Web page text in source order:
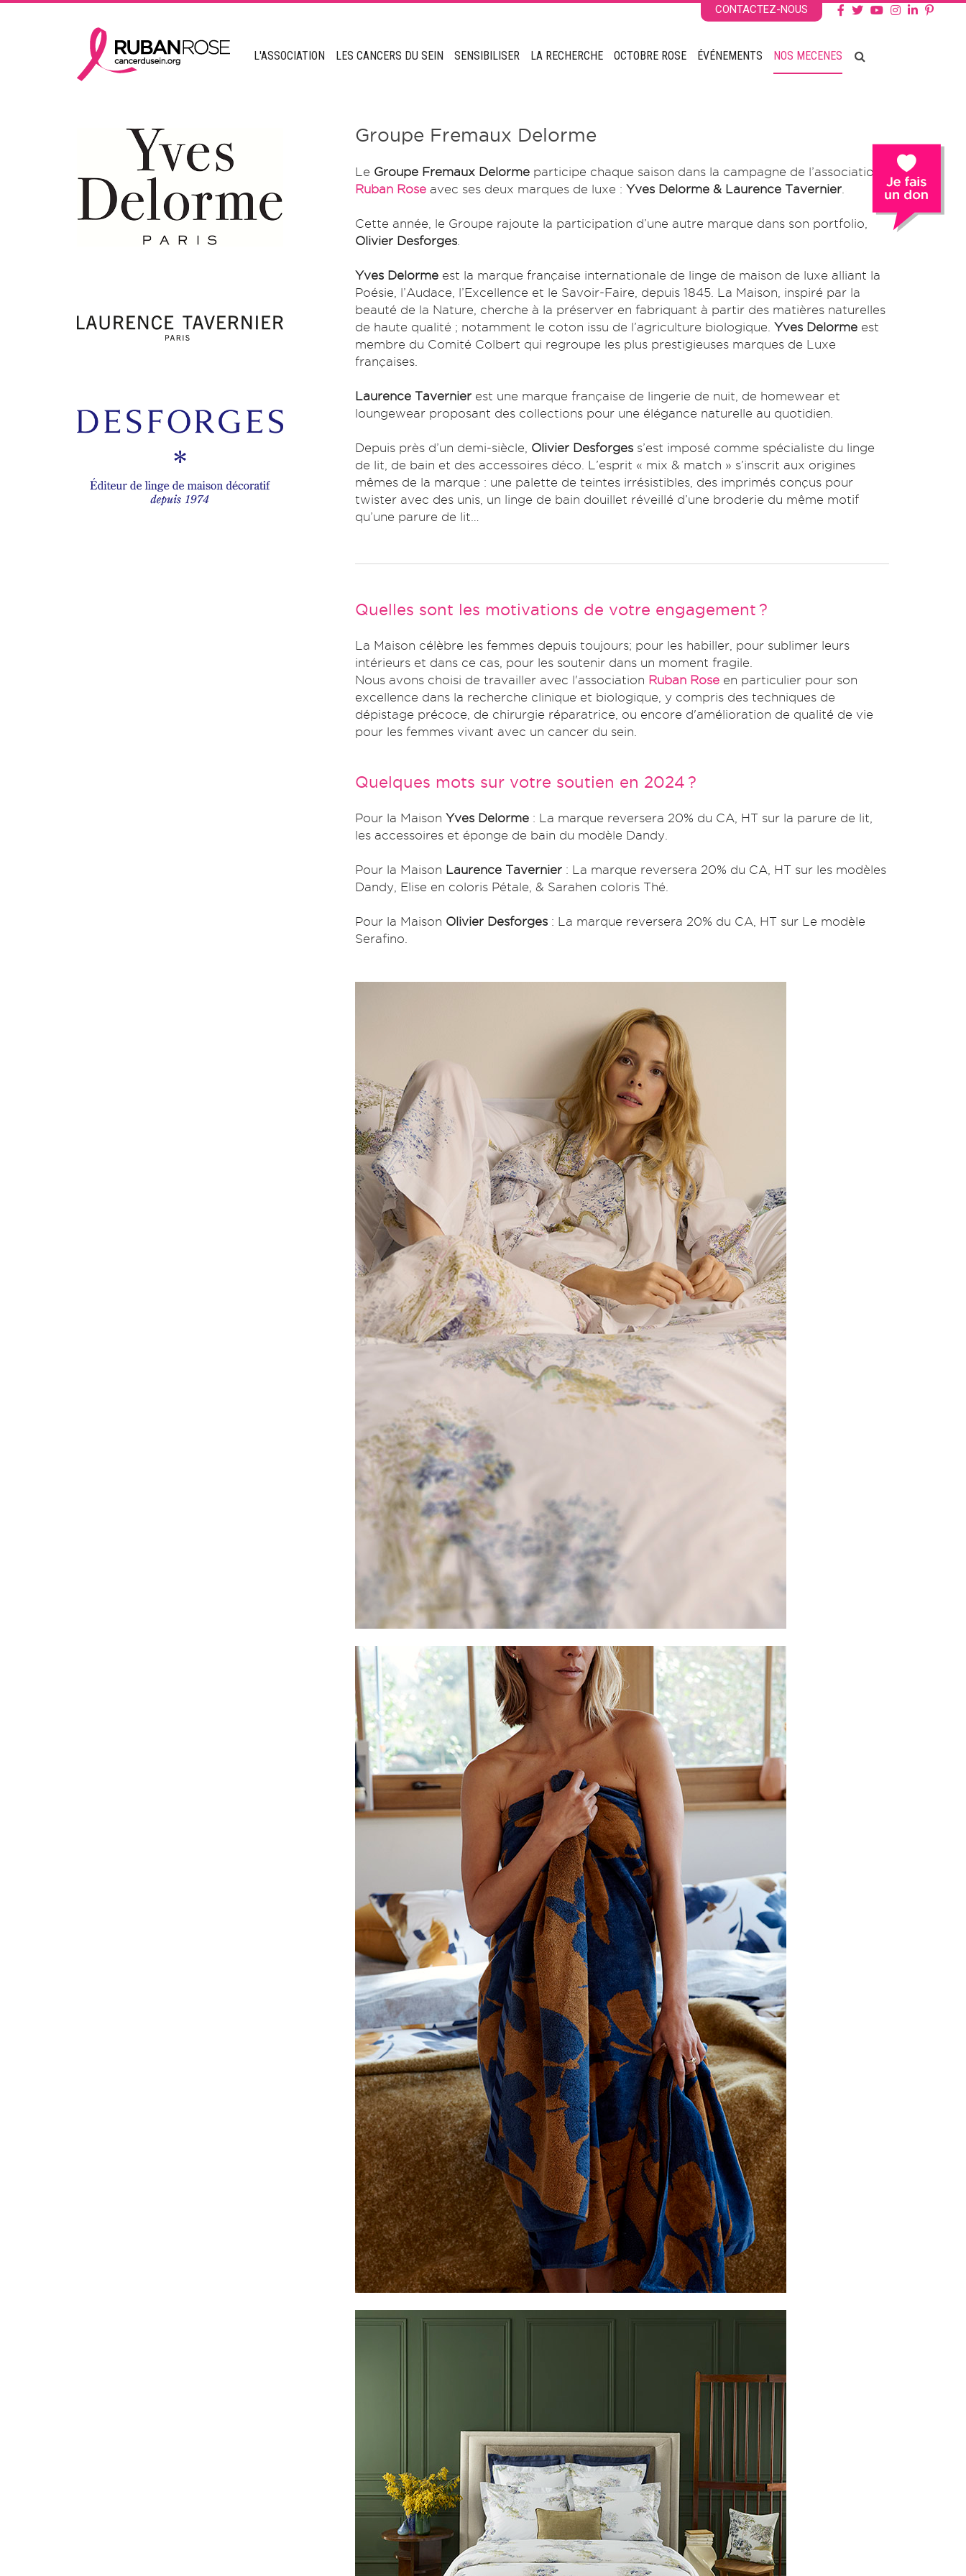
CONTACTEZ-NOUS
L'ASSOCIATION LES CANCERS DU SEIN SENSIBILISER LA RECHERCHE OCTOBRE ROSE ÉVÉNEMENTS NOS MECENES
Groupe Fremaux Delorme
Le Groupe Fremaux Delormeparticipe chaque saison dans la campagne de l’association
Ruban Roseavec ses deux marques de luxe : Yves Delorme & Laurence Tavernier.
Cette année, le Groupe rajoute la participation d’une autre marque dans son portfolio,
Olivier Desforges.
Yves Delormeest la marque française internationale de linge de maison de luxe alliant la
Poésie, l’Audace, l’Excellence et le Savoir-Faire, depuis 1845. La Maison, inspiré par la
beauté de la Nature, cherche à la préserver en fabriquant à partir des matières naturelles
de haute qualité ; notamment le coton issu de l’agriculture biologique. Yves Delormeest
membre du Comité Colbert qui regroupe les plus prestigieuses marques de Luxe
françaises.
Laurence Tavernierest une marque française de lingerie de nuit, de homewear et
loungewear proposant des collections pour une élégance naturelle au quotidien.
Depuis près d’un demi-siècle, Olivier Desforgess’est imposé comme spécialiste du linge
de lit, de bain et des accessoires déco. L’esprit « mix & match » s’inscrit aux origines
mêmes de la marque : une palette de teintes irrésistibles, des imprimés conçus pour
twister avec des unis, un linge de bain douillet réveillé d’une broderie du même motif
qu’une parure de lit…
Quelles sont les motivations de votre engagement ?
La Maison célèbre les femmes depuis toujours; pour les habiller, pour sublimer leurs
intérieurs et dans ce cas, pour les soutenir dans un moment fragile.
Nous avons choisi de travailler avec l'association Ruban Roseen particulier pour son
excellence dans la recherche clinique et biologique, y compris des techniques de
dépistage précoce, de chirurgie réparatrice, ou encore d'amélioration de qualité de vie
pour les femmes vivant avec un cancer du sein.
Quelques mots sur votre soutien en 2024 ?
Pour la Maison Yves Delorme: La marque reversera 20% du CA, HT sur la parure de lit,
les accessoires et éponge de bain du modèle Dandy.
Pour la Maison Laurence Tavernier: La marque reversera 20% du CA, HT sur les modèles
Dandy, Elise en coloris Pétale, & Sarahen coloris Thé.
Pour la Maison Olivier Desforges: La marque reversera 20% du CA, HT sur Le modèle
Serafino.